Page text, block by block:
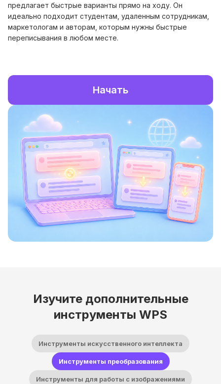
предлагает быстрые варианты прямо на ходу. Он
идеально подходит студентам, удаленным сотрудникам,
маркетологам и авторам, которым нужны быстрые
переписывания в любом месте.
Начать
Изучите дополнительные
инструменты WPS
Инструменты искусственного интеллекта
Инструменты преобразования
Инструменты для работы с изображениями